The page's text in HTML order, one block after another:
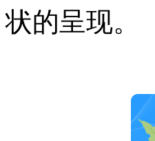
状的呈现。